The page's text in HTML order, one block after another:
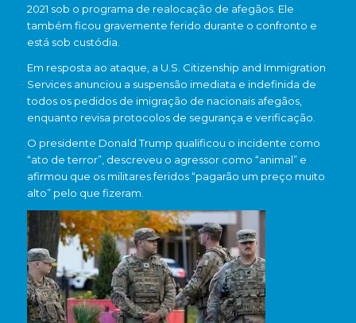
2021 sob o programa de realocação de afegãos. Ele
também ficou gravemente ferido durante o confronto e
está sob custódia.
Em resposta ao ataque, a U.S. Citizenship and Immigration
Services anunciou a suspensão imediata e indefinida de
todos os pedidos de imigração de nacionais afegãos,
enquanto revisa protocolos de segurança e verificação.
O presidente Donald Trump qualificou o incidente como
“ato de terror”, descreveu o agressor como “animal” e
afirmou que os militares feridos “pagarão um preço muito
alto” pelo que fizeram.